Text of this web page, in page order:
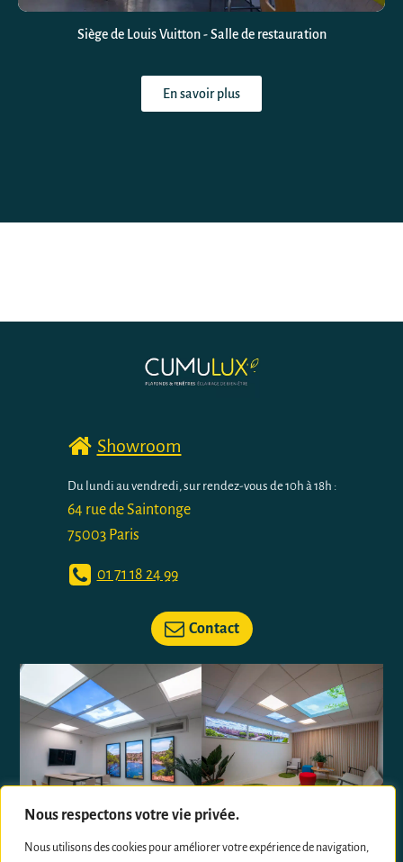
Nous respectons votre vie privée.
Nous utilisons des cookies pour améliorer votre expérience de navigation,
Siège de Louis Vuitton - Salle de restauration
En savoir plus
Showroom
Du lundi au vendredi, sur rendez-vous de 10h à 18h :
64 rue de Saintonge
75003 Paris
01 71 18 24 99
Contact